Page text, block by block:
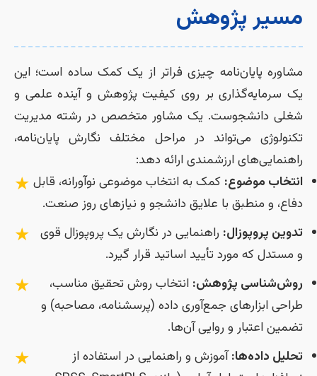
مسیر پژوهش
مشاوره پایان‌نامه چیزی فراتر از یک کمک ساده است؛ این
یک سرمایه‌گذاری بر روی کیفیت پژوهش و آینده علمی و
شغلی دانشجوست. یک مشاور متخصص در رشته مدیریت
تکنولوژی می‌تواند در مراحل مختلف نگارش پایان‌نامه،
راهنمایی‌های ارزشمندی ارائه دهد:
★ انتخاب موضوع: کمک به انتخاب موضوعی نوآورانه، قابل
دفاع، و منطبق با علایق دانشجو و نیازهای روز صنعت.
★ تدوین پروپوزال: راهنمایی در نگارش یک پروپوزال قوی
و مستدل که مورد تأیید اساتید قرار گیرد.
★ روش‌شناسی پژوهش: انتخاب روش تحقیق مناسب،
طراحی ابزارهای جمع‌آوری داده (پرسشنامه، مصاحبه) و
تضمین اعتبار و روایی آن‌ها.
★ تحلیل داده‌ها:آموزش و راهنمایی در استفاده از